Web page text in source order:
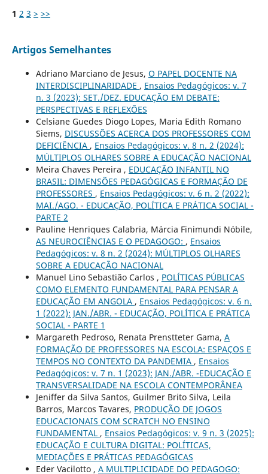
1 2 3 > >>
Artigos Semelhantes
Adriano Marciano de Jesus, O PAPEL DOCENTE NA
INTERDISCIPLINARIDADE , Ensaios Pedagógicos: v. 7
n. 3 (2023): SET./DEZ. EDUCAÇÃO EM DEBATE:
PERSPECTIVAS E REFLEXÕES
Celsiane Guedes Diogo Lopes, Maria Edith Romano
Siems, DISCUSSÕES ACERCA DOS PROFESSORES COM
DEFICIÊNCIA , Ensaios Pedagógicos: v. 8 n. 2 (2024):
MÚLTIPLOS OLHARES SOBRE A EDUCAÇÃO NACIONAL
Meira Chaves Pereira , EDUCAÇÃO INFANTIL NO
BRASIL: DIMENSÕES PEDAGÓGICAS E FORMAÇÃO DE
PROFESSORES , Ensaios Pedagógicos: v. 6 n. 2 (2022):
MAI./AGO. - EDUCAÇÃO, POLÍTICA E PRÁTICA SOCIAL -
PARTE 2
Pauline Henriques Calabria, Márcia Finimundi Nóbile,
AS NEUROCIÊNCIAS E O PEDAGOGO: , Ensaios
Pedagógicos: v. 8 n. 2 (2024): MÚLTIPLOS OLHARES
SOBRE A EDUCAÇÃO NACIONAL
Manuel Lino Sebastião Carlos , POLÍTICAS PÚBLICAS
COMO ELEMENTO FUNDAMENTAL PARA PENSAR A
EDUCAÇÃO EM ANGOLA , Ensaios Pedagógicos: v. 6 n.
1 (2022): JAN./ABR. - EDUCAÇÃO, POLÍTICA E PRÁTICA
SOCIAL - PARTE 1
Margareth Pedroso, Renata Prenstteter Gama, A
FORMAÇÃO DE PROFESSORES NA ESCOLA: ESPAÇOS E
TEMPOS NO CONTEXTO DA PANDEMIA , Ensaios
Pedagógicos: v. 7 n. 1 (2023): JAN./ABR. -EDUCAÇÃO E
TRANSVERSALIDADE NA ESCOLA CONTEMPORÂNEA
Jeniffer da Silva Santos, Guilmer Brito Silva, Leila
Barros, Marcos Tavares, PRODUÇÃO DE JOGOS
EDUCACIONAIS COM SCRATCH NO ENSINO
FUNDAMENTAL , Ensaios Pedagógicos: v. 9 n. 3 (2025):
EDUCAÇÃO E CULTURA DIGITAL: POLÍTICAS,
MEDIAÇÕES E PRÁTICAS PEDAGÓGICAS
Eder Vacilotto , A MULTIPLICIDADE DO PEDAGOGO: